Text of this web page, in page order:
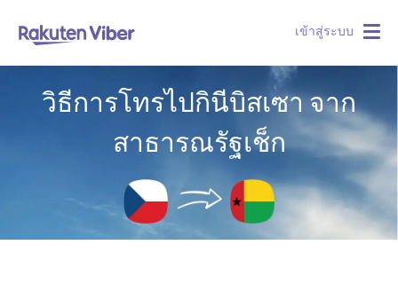
เข้าสู่ระบบ
วิธีการโทรไปกินีบิสเซา จาก
สาธารณรัฐเช็ก